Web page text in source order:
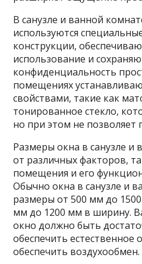
В санузле и ванной
используются
конструкции,
использование и
конфиденциальность
помещениях
свойствами, такие как
тонированное стекло,
но при этом не позволяет
Размеры окна в санузле и
от различных факторов,
помещения и его
Обычно окна в санузле и
размеры от 500 мм до
мм до 1200 мм в ширину.
окно должно быть
обеспечить естественное
обеспечить воздухообмен.